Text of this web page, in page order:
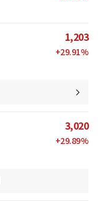
1,203
+29.91%
3,020
+29.89%